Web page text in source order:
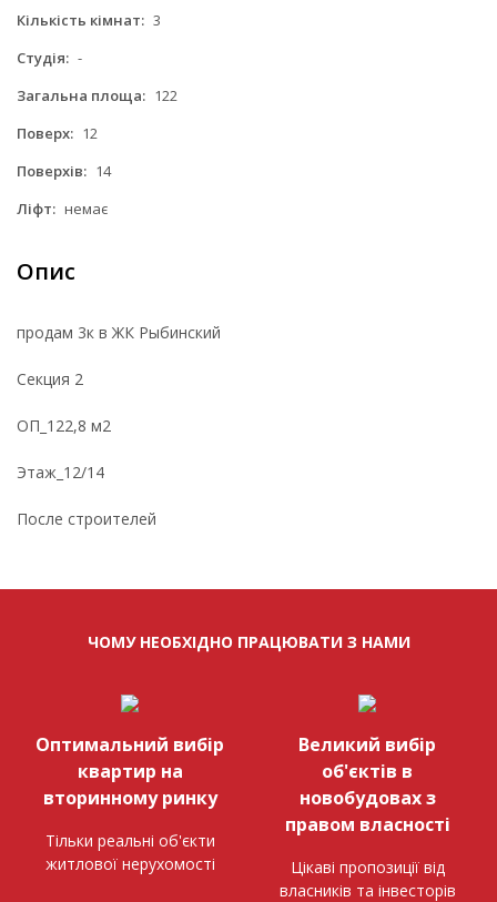
Кількість кімнат: 3
Студія: -
Загальна площа: 122
Поверх: 12
Поверхів: 14
Ліфт: немає
Опис
продам 3к в ЖК Рыбинский
Секция 2
ОП_122,8 м2
Этаж_12/14
После строителей
ЧОМУ НЕОБХІДНО ПРАЦЮВАТИ З НАМИ
Оптимальний вибір
квартир на
вторинному ринку
Тільки реальні об'єкти
житлової нерухомості
Великий вибір
об'єктів в
новобудовах з
правом власності
Цікаві пропозиції від
власників та інвесторів